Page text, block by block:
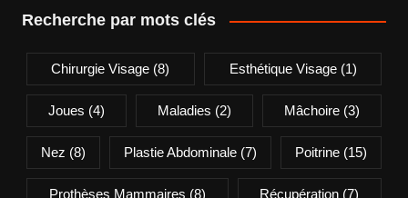
Recherche par mots clés
Chirurgie Visage (8) Esthétique Visage(1)
Joues (4) Maladies (2) Mâchoire (3)
Nez (8) Plastie Abdominale (7) Poitrine (15)
Prothèses Mammaires (8) Récupération (7)